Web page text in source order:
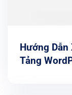
Hướng Dẫn
Tảng